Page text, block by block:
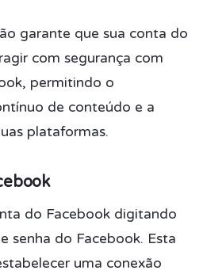
garante que sua conta do
com segurança com
permitindo o
de conteúdo e a
plataformas.
do Facebook digitando
senha do Facebook. Esta
uma conexão